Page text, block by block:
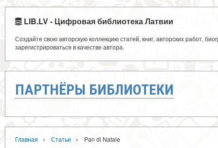
LIB.LV - Цифровая библиотека Латвии
Создайте свою авторскую коллекцию статей, книг, авторских работ,
зарегистрироваться в качестве автора.
ПАРТНЁРЫ БИБЛИОТЕКИ
Главная › Статьи › Pan di Natale